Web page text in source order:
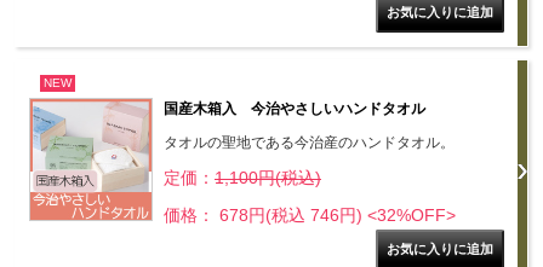
NEW
国産木箱入 今治やさしいハンドタオル
タオルの聖地である今治産のハンドタオル。
定価： 1,100円(税込)
価格： 678円(税込 746円) <32%OFF>